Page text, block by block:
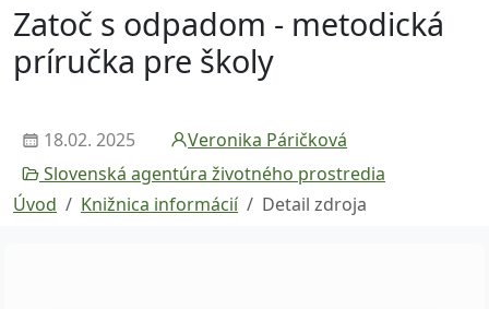
Zatoč s odpadom - metodická
príručka pre školy
18.02. 2025
Veronika Páričková
Slovenská agentúra životného prostredia
Úvod
Knižnica informácií Detail zdroja